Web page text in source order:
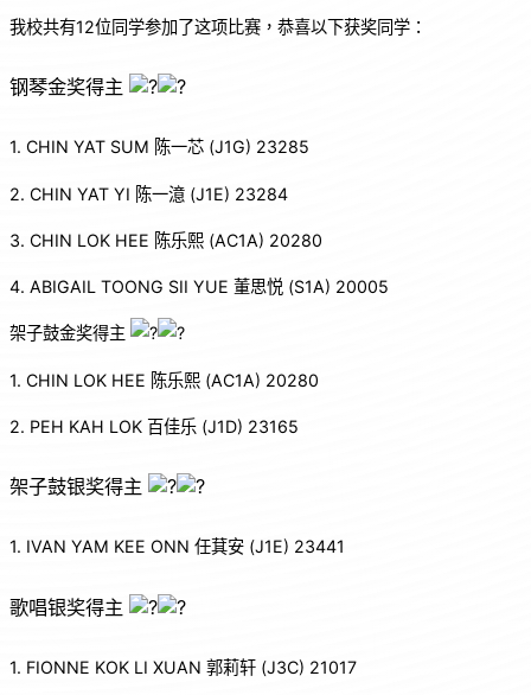
我校共有12位同学参加了这项比赛，恭喜以下获奖同学：
钢琴金奖得主
1. CHIN YAT SUM 陈一芯 (J1G) 23285
2. CHIN YAT YI 陈一澺 (J1E) 23284
3. CHIN LOK HEE 陈乐熙 (AC1A) 20280
4. ABIGAIL TOONG SII YUE 董思悦 (S1A) 20005
架子鼓金奖得主
1. CHIN LOK HEE 陈乐熙 (AC1A) 20280
2. PEH KAH LOK 百佳乐 (J1D) 23165
架子鼓银奖得主
1. IVAN YAM KEE ONN 任萁安 (J1E) 23441
歌唱银奖得主
1. FIONNE KOK LI XUAN 郭莉轩 (J3C) 21017